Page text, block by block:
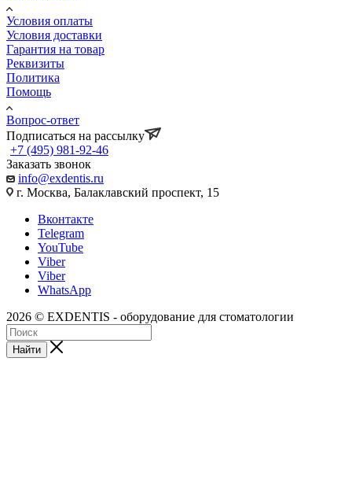
Условия оплаты
Условия доставки
Гарантия на товар
Реквизиты
Политика
Помощь
Вопрос-ответ
Подписаться на рассылку
+7 (495) 981-92-46
Заказать звонок
info@exdentis.ru
г. Москва, Балаклавский проспект, 15
Вконтакте
Telegram
YouTube
Viber
Viber
WhatsApp
2026 © EXDENTIS - оборудование для стоматологии
Найти